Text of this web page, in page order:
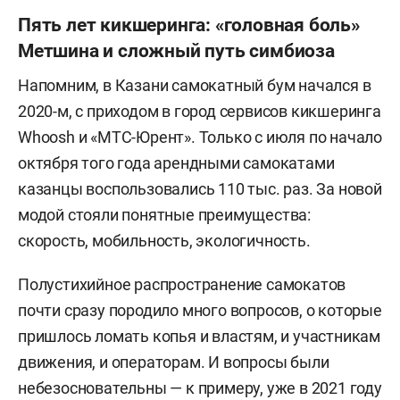
ПДД, включая, например, запрет вождения
самокатов в нетрезвом виде и критерии
подготовил в начале марта этого года. В нем
предлагается приравнять пользователей СИМ к
водителям транспортных средств со всей
сопутствующей ответственностью. Кроме того,
минтранс планировал четко разграничить СИМ,
велосипеды и мопеды, поднять разрешенный
возраст водителей до 16 лет, запретить
движение двух и более человек на одном
самокатчики не смогут требовать от пешеходов
уступить дорогу с помощью звуковых сигналов.
Пять лет кикшеринга: «головная боль»
Метшина и сложный путь симбиоза
Напомним, в Казани самокатный бум начался в
2020-м, с приходом в город сервисов кикшеринга
Whoosh и «МТС-Юрент». Только с июля по начало
октября того года арендными самокатами
казанцы воспользовались 110 тыс. раз. За новой
модой стояли понятные преимущества:
скорость, мобильность, экологичность.
Полустихийное распространение самокатов
почти сразу породило много вопросов, о которые
пришлось ломать копья и властям, и участникам
движения, и операторам. И вопросы были
небезосновательны — к примеру, уже в 2021 году